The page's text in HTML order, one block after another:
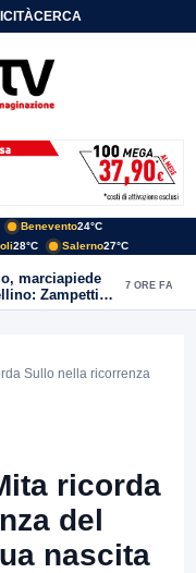
CERCA
Benevento24°C
28°C Salerno27°C
marciapiede
Zampetti e
polemiche
7 ORE FA
Sullo nella ricorrenza
ricorda
del
nascita